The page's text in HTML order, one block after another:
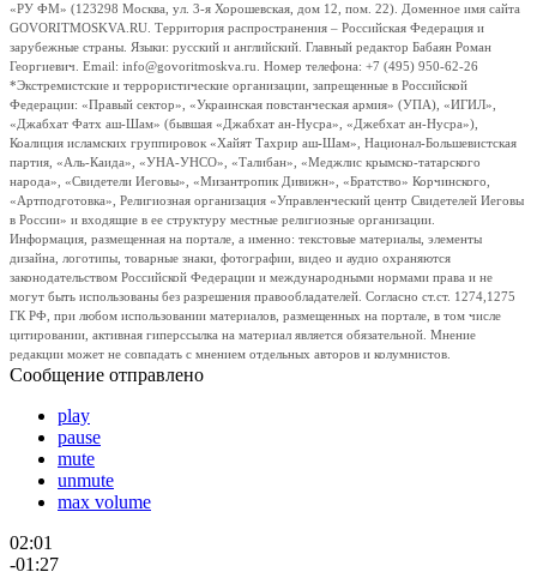
«РУ ФМ» (123298 Москва, ул. 3-я Хорошевская, дом 12, пом. 22). Доменное имя сайта
GOVORITMOSKVA.RU. Территория распространения – Российская Федерация и
зарубежные страны. Языки: русский и английский. Главный редактор Бабаян Роман
Георгиевич. Email: info@govoritmoskva.ru. Номер телефона: +7 (495) 950-62-26
*Экстремистские и террористические организации, запрещенные в Российской
Федерации: «Правый сектор», «Украинская повстанческая армия» (УПА), «ИГИЛ»,
«Джабхат Фатх аш-Шам» (бывшая «Джабхат ан-Нусра», «Джебхат ан-Нусра»),
Коалиция исламских группировок «Хайят Тахрир аш-Шам», Национал-Большевистская
партия, «Аль-Каида», «УНА-УНСО», «Талибан», «Меджлис крымско-татарского
народа», «Свидетели Иеговы», «Мизантропик Дивижн», «Братство» Корчинского,
«Артподготовка», Религиозная организация «Управленческий центр Свидетелей Иеговы
в России» и входящие в ее структуру местные религиозные организации.
Информация, размещенная на портале, а именно: текстовые материалы, элементы
дизайна, логотипы, товарные знаки, фотографии, видео и аудио охраняются
законодательством Российской Федерации и международными нормами права и не
могут быть использованы без разрешения правообладателей. Согласно ст.ст. 1274,1275
ГК РФ, при любом использовании материалов, размещенных на портале, в том числе
цитировании, активная гиперссылка на материал является обязательной. Мнение
редакции может не совпадать с мнением отдельных авторов и колумнистов.
Сообщение отправлено
play
pause
mute
unmute
max volume
02:01
-01:27